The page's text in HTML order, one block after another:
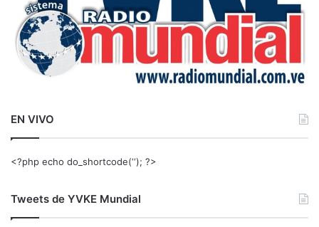
EN VIVO
<?php echo do_shortcode(‘‘); ?>
Tweets de YVKE Mundial